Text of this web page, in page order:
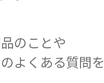
のことや
よくある質問を